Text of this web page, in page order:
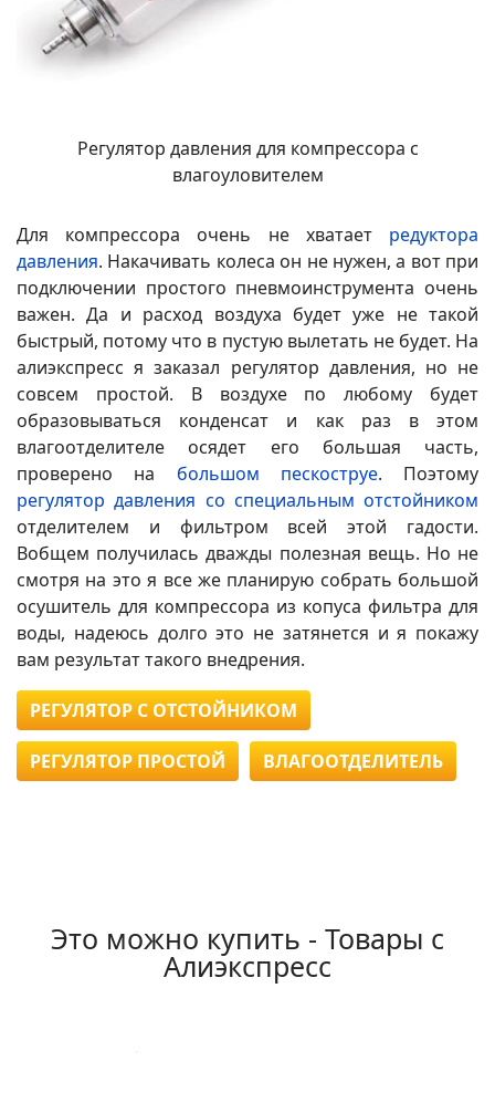
Регулятор давления для компрессора с
влагоуловителем
Для компрессора очень не хватает редуктора
давления. Накачивать колеса он не нужен, а вот при
подключении простого пневмоинструмента очень
важен. Да и расход воздуха будет уже не такой
быстрый, потому что в пустую вылетать не будет. На
алиэкспресс я заказал регулятор давления, но не
совсем простой. В воздухе по любому будет
образовываться конденсат и как раз в этом
влагоотделителе осядет его большая часть,
проверено на большом пескоструе. Поэтому
регулятор давления со специальным отстойником
отделителем и фильтром всей этой гадости.
Вобщем получилась дважды полезная вещь. Но не
смотря на это я все же планирую собрать большой
осушитель для компрессора из копуса фильтра для
воды, надеюсь долго это не затянется и я покажу
вам результат такого внедрения.
РЕГУЛЯТОР С ОТСТОЙНИКОМ
РЕГУЛЯТОР ПРОСТОЙ ВЛАГООТДЕЛИТЕЛЬ
Это можно купить - Товары с
Алиэкспресс